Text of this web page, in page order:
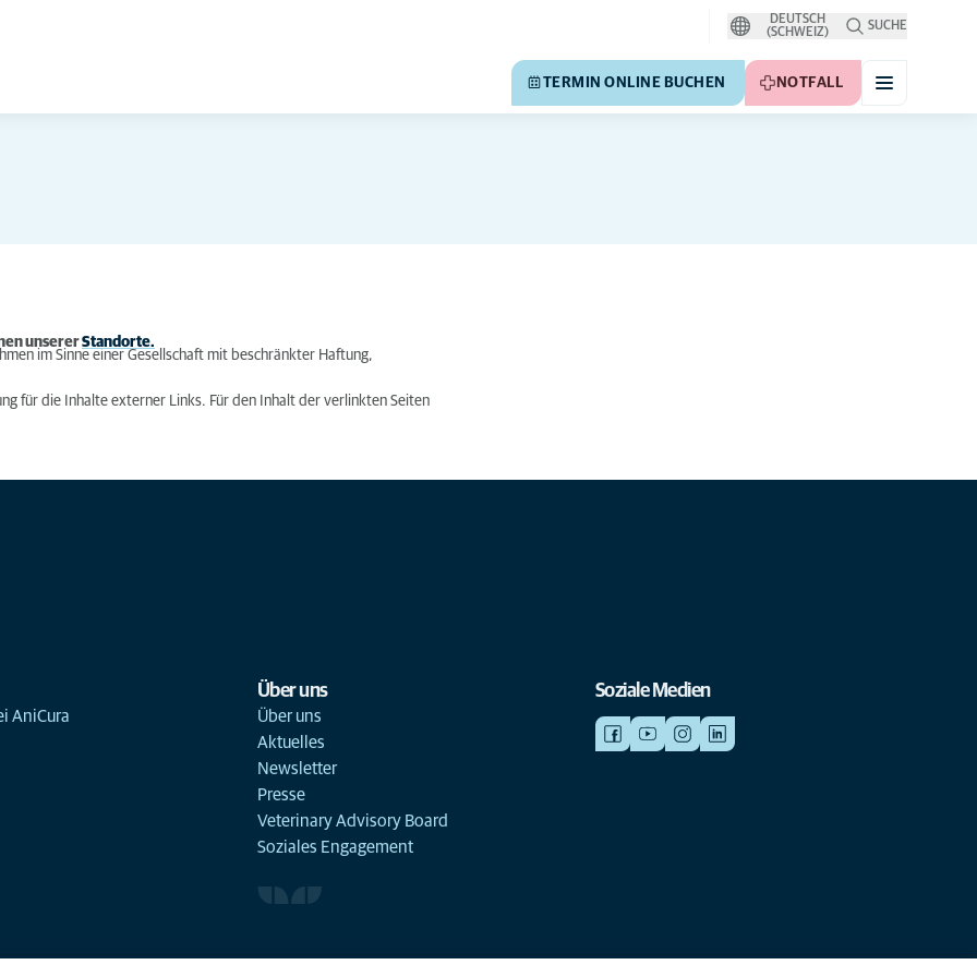
DEUTSCH
(SCHWEIZ)
SUCHE
TERMIN ONLINE BUCHEN NOTFALL
unsererStandorte.
im Sinne einer Gesellschaft mit beschränkter Haftung,
für die Inhalte externer Links. Für den Inhalt der verlinkten Seiten
AniCura
Über uns
Über uns
Aktuelles
Newsletter
Presse
Veterinary Advisory Board
Soziales Engagement
Soziale Medien